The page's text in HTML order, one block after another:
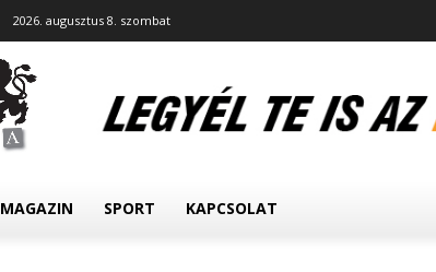
2026. augusztus 8. szombat
MAGAZIN SPORT KAPCSOLAT